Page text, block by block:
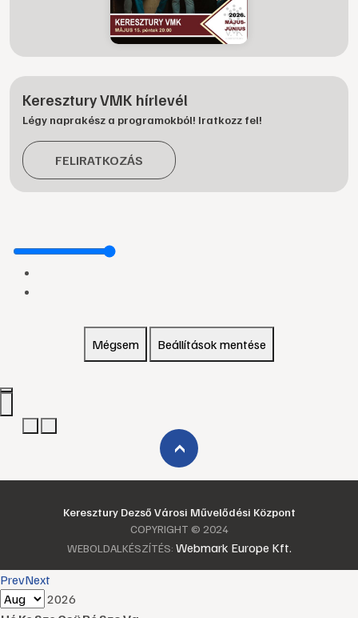
Keresztury VMK hírlevél
Légy naprakész a programokból! Iratkozz fel!
FELIRATKOZÁS
Mégsem Beállítások mentése
›
Keresztury Dezső Városi Művelődési Központ
COPYRIGHT © 2024
WEBOLDALKÉSZÍTÉS: Webmark Europe Kft.
PrevNext
2026